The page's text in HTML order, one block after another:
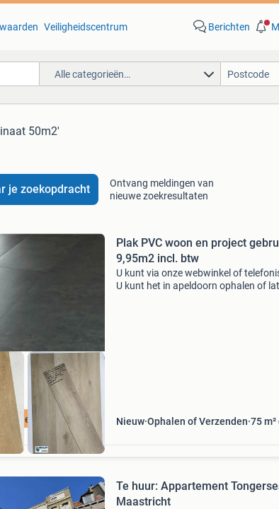
Veiligheidscentrum Berichten
Alle categorieën…
50m2'
je zoekopdracht
Ontvang meldingen van
nieuwe zoekresultaten
levering
Plak PVC woon en project
9,95m2 incl. btw
U kunt via onze webwinkel of
U kunt het in apeldoorn ophalen of
Nieuw Ophalen of Verzenden 75
Te huur: Appartement
Maastricht